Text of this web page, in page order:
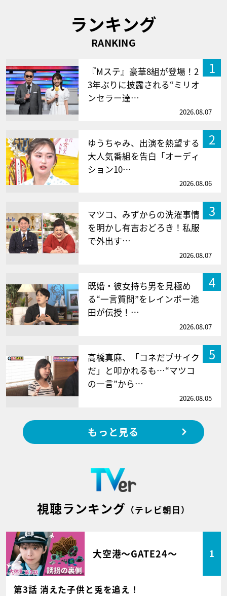
ランキング
RANKING
1
『Mステ』豪華8組が登場！2
3年ぶりに披露される“ミリオ
ンセラー達…
2026.08.07
2
ゆうちゃみ、出演を熱望する
大人気番組を告白「オーディ
ション10…
2026.08.06
3
マツコ、みずからの洗濯事情
を明かし有吉おどろき！私服
で外出す…
2026.08.07
4
既婚・彼女持ち男を見極め
る“一言質問”をレインボー池
田が伝授！…
2026.08.07
5
高橋真麻、「コネだブサイク
だ」と叩かれるも…“マツコ
の一言”から…
2026.08.05
もっと見る
視聴ランキング （テレビ朝日）
大空港～GATE24～ 1
第3話 消えた子供と兎を追え！